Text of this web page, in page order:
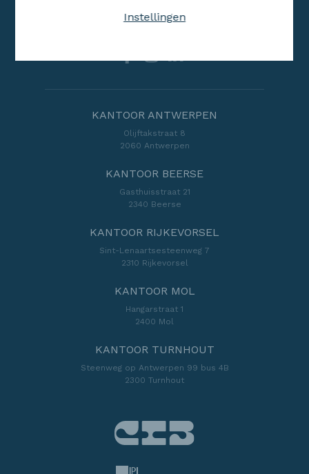
Volg ons
KANTOOR ANTWERPEN
Olijftakstraat 8
2060 Antwerpen
KANTOOR BEERSE
Gasthuisstraat 21
2340 Beerse
KANTOOR RIJKEVORSEL
Sint-Lenaartsesteenweg 7
2310 Rijkevorsel
KANTOOR MOL
Hangarstraat 1
2400 Mol
KANTOOR TURNHOUT
Steenweg op Antwerpen 99 bus 4B
2300 Turnhout
Instellingen